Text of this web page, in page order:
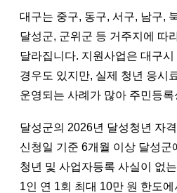
대구는 중구, 동구, 서구, 남구,
달성군, 군위군 등 거주지에 따
달라집니다. 지원사업은 대구
경우도 있지만, 실제 청년 응시
운영되는 사례가 많아 주민등
달성군의 2026년 달성청년 자
신청일 기준 6개월 이상 달성군
청년 및 사업자등록 사실이 없
1인 연 1회 최대 10만 원 한도